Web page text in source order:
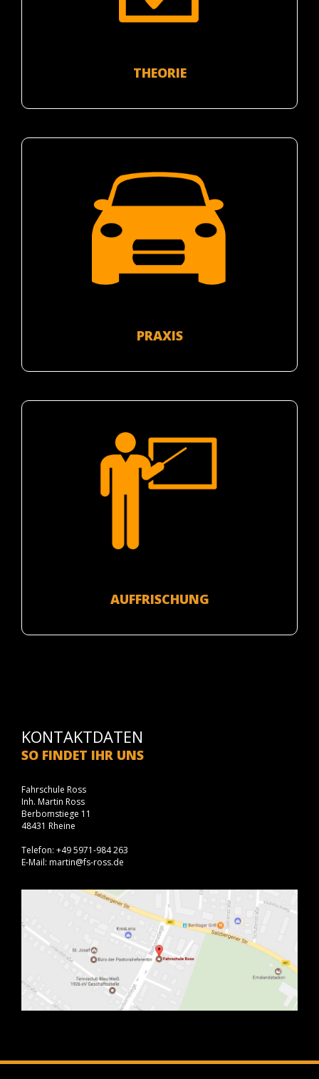
THEORIE
PRAXIS
AUFFRISCHUNG
KONTAKTDATEN
SO FINDET IHR UNS
Fahrschule Ross
Inh. Martin Ross
Berbomstiege 11
48431 Rheine
Telefon: +49 5971-984 263
E-Mail: martin@fs-ross.de